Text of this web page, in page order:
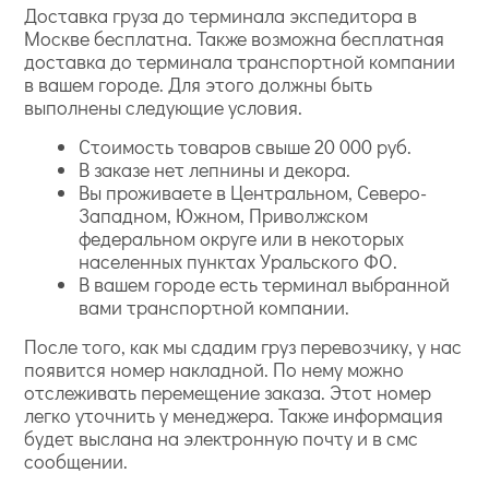
Доставка груза до терминала экспедитора в
Москве бесплатна. Также возможна бесплатная
доставка до терминала транспортной компании
в вашем городе. Для этого должны быть
выполнены следующие условия.
Стоимость товаров свыше 20 000 руб.
В заказе нет лепнины и декора.
Вы проживаете в Центральном, Северо-
Западном, Южном, Приволжском
федеральном округе или в некоторых
населенных пунктах Уральского ФО.
В вашем городе есть терминал выбранной
вами транспортной компании.
После того, как мы сдадим груз перевозчику, у нас
появится номер накладной. По нему можно
отслеживать перемещение заказа. Этот номер
легко уточнить у менеджера. Также информация
будет выслана на электронную почту и в смс
сообщении.